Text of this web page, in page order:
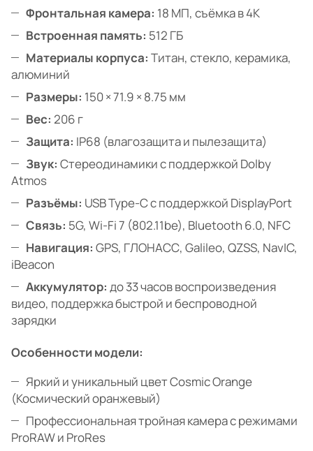
Фронтальная камера: 18 МП, съёмка в 4K
Встроенная память: 512 ГБ
Материалы корпуса: Титан, стекло, керамика,
алюминий
Размеры: 150 × 71.9 × 8.75 мм
Вес: 206 г
Защита: IP68 (влагозащита и пылезащита)
Звук: Стереодинамики с поддержкой Dolby
Atmos
Разъёмы: USB Type-C с поддержкой DisplayPort
Связь: 5G, Wi-Fi 7 (802.11be), Bluetooth 6.0, NFC
Навигация: GPS, ГЛОНАСС, Galileo, QZSS, NavIC,
iBeacon
Аккумулятор: до 33 часов воспроизведения
видео, поддержка быстрой и беспроводной
зарядки
Особенности модели:
Яркий и уникальный цвет Cosmic Orange
(Космический оранжевый)
Профессиональная тройная камера с режимами
ProRAW и ProRes